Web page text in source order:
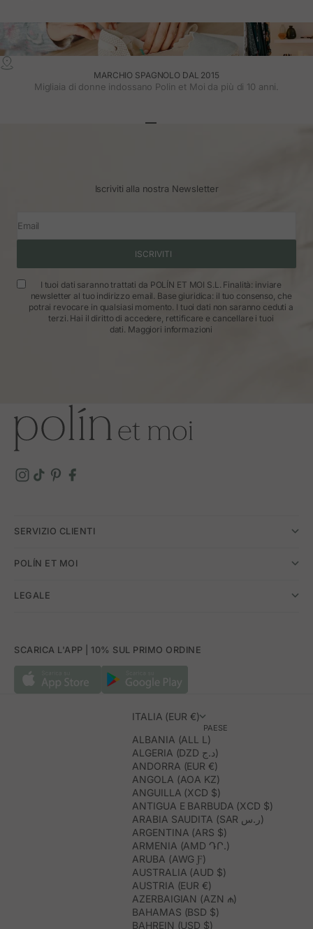
MARCHIO SPAGNOLO DAL 2015
Migliaia di donne indossano Polin et Moi da più di 10 anni.
Iscriviti alla nostra Newsletter
Email
ISCRIVITI
I tuoi dati saranno trattati da POLÍN ET MOI S.L. Finalità: inviare
newsletter al tuo indirizzo email. Base giuridica: il tuo consenso, che
potrai revocare in qualsiasi momento. I tuoi dati non saranno ceduti a
terzi. Hai il diritto di accedere, rettificare e cancellare i tuoi
dati. Maggiori informazioni
SERVIZIO CLIENTI
POLÍN ET MOI
LEGALE
SCARICA L'APP | 10% SUL PRIMO ORDINE
ITALIA (EUR €)
PAESE
ALBANIA (ALL L)
ALGERIA (DZD د.ج)
ANDORRA (EUR €)
ANGOLA (AOA KZ)
ANGUILLA (XCD $)
ANTIGUA E BARBUDA (XCD $)
ARABIA SAUDITA (SAR ر.س)
ARGENTINA (ARS $)
ARMENIA (AMD ԴՐ.)
ARUBA (AWG Ƒ)
AUSTRALIA (AUD $)
AUSTRIA (EUR €)
AZERBAIGIAN (AZN ₼)
BAHAMAS (BSD $)
BAHREIN (USD $)